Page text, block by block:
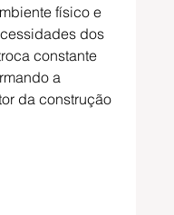
físico e
dos
constante
a
da construção